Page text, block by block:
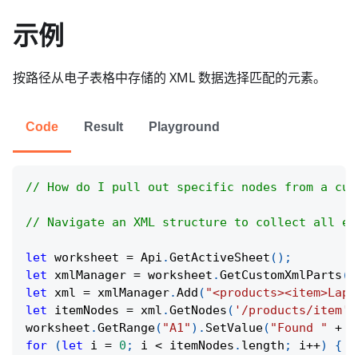
示例
按路径从电子表格中存储的 XML 数据选择匹配的元素。
Code Result Playground
// How do I pull out specific nodes from a
// Navigate an XML structure to collect all
let worksheet = Api .GetActiveSheet ( ) ;
let xmlManager = worksheet .GetCustomXmlParts (
let xml = xmlManager.Add (
let itemNodes = xml .GetNodes ( '/products/item'
worksheet .GetRange( "A1" ) . SetValue( "Found " +
for
(let i = 0 ; i < itemNodes . length ; i++)
{